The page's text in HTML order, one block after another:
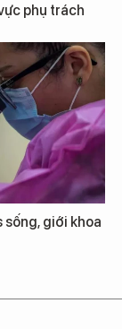
phụ trách
sống, giới khoa